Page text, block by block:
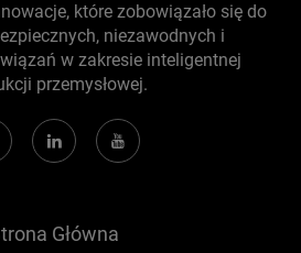
które zobowiązało się do
niezawodnych i
w zakresie inteligentnej
przemysłowej.
Główna